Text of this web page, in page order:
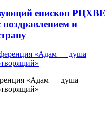
епископ РЦХВЕ
и
«Адам — душа